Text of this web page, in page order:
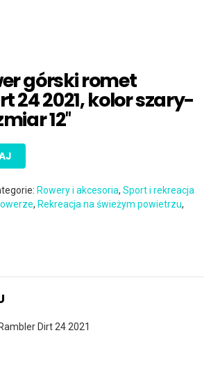
górski romet
24 2021, kolor szary-
12″
Rowery i akcesoria, Sport i rekreacja
, Rekreacja na świeżym powietrzu,
Dirt 24 2021